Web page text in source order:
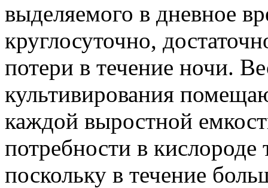
выделяемого в дневное
круглосуточно,
потери в течение ночи.
культивирования
каждой выростной
потребности в
поскольку в течение